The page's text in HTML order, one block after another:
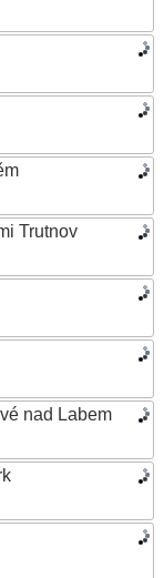
Trutnov
nad Labem